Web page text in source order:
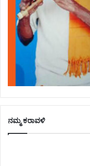
ನಮ್ಮ ಕರಾವಳಿ